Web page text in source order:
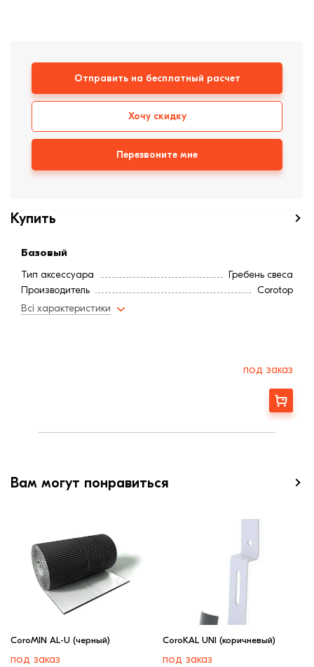
Строительные
смеси
Отправить на бесплатный расчет
Хочу скидку
Перезвоните мне
Купить
Базовый
Тип аксессуара
Гребень свеса
Производитель
Corotop
Всі характеристики
под заказ
Заказать
Вам могут понравиться
CoroMIN AL-U (черный)
под заказ
CoroKAL UNI (коричневый)
под заказ